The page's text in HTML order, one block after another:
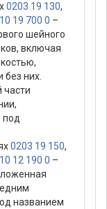
0203 19 130,
19 700 0 –
шейного
включая
них.
части
под
0203 19 150,
12 190 0 –
названием